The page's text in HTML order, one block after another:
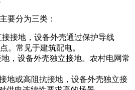
要分为三类：
接地，设备外壳通过保护导线
。常见于建筑配电。
，设备外壳独立接地。农村电网常
地或高阻抗接地，设备外壳独立接